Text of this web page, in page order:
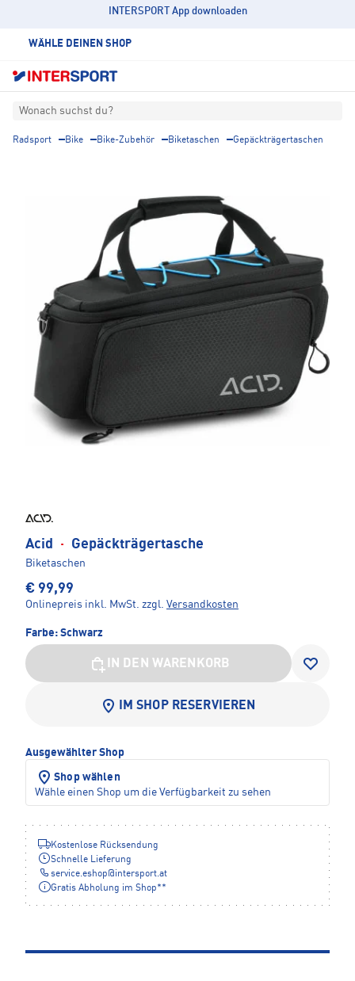
INTERSPORT App downloaden
WÄHLE DEINEN SHOP
Wonach suchst du?
Radsport Bike Bike-Zubehör Biketaschen Gepäckträgertaschen
Acid · Gepäckträgertasche
Biketaschen
€ 99,99
Onlinepreis inkl. MwSt. zzgl. Versandkosten
Farbe: Schwarz
IN DEN WARENKORB
IM SHOP RESERVIEREN
Ausgewählter Shop
Shop wählen
Wähle einen Shop um die Verfügbarkeit zu sehen
Kostenlose Rücksendung
Schnelle Lieferung
service.eshop@intersport.at
Gratis Abholung im Shop**